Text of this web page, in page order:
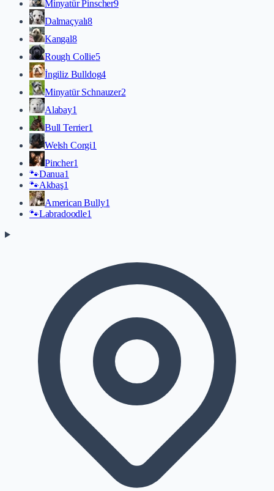
Minyatür Pinscher9
Dalmaçyalı8
Kangal8
Rough Collie5
İngiliz Bulldog4
Minyatür Schnauzer2
Alabay1
Bull Terrier1
Welsh Corgi1
Pincher1
🐾Danua1
🐾Akbaş1
American Bully1
🐾Labradoodle1